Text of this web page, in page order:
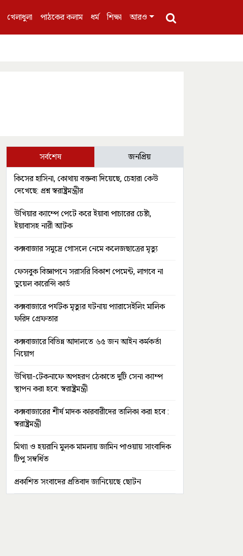
খেলাধুলা পাঠকের কলাম ধর্ম শিক্ষা আরও
সর্বশেষ জনপ্রিয়
কিসের হাসিনা, কোথায় বক্তব্য দিয়েছে, চেহারা কেউ
দেখেছে: প্রশ্ন স্বরাষ্ট্রমন্ত্রীর
উখিয়ার ক্যাম্পে পেটে করে ইয়াবা পাচারের চেষ্টা,
ইয়াবাসহ নারী আটক
কক্সবাজার সমুদ্রে গোসলে নেমে কলেজছাত্রের মৃত্যু
ফেসবুক বিজ্ঞাপনে সরাসরি বিকাশ পেমেন্ট, লাগবে না
ডুয়েল কারেন্সি কার্ড
কক্সবাজারে পর্যটক মৃত্যুর ঘটনায় প্যারাসেইলিং মালিক
ফরিদ গ্রেফতার
কক্সবাজারে বিভিন্ন আদালতে ৬৫ জন আইন কর্মকর্তা
নিয়োগ
উখিয়া-টেকনাফে অপহরণ ঠেকাতে দুটি সেনা ক্যাম্প
স্থাপন করা হবে: স্বরাষ্ট্রমন্ত্রী
কক্সবাজারের শীর্ষ মাদক কারবারীদের তালিকা করা হবে :
স্বরাষ্ট্রমন্ত্রী
মিথ্যা ও হয়রানি মুলক মামলায় জামিন পাওয়ায় সাংবাদিক
টিপু সম্বর্ধিত
প্রকাশিত সংবাদের প্রতিবাদ জানিয়েছে ছোটন